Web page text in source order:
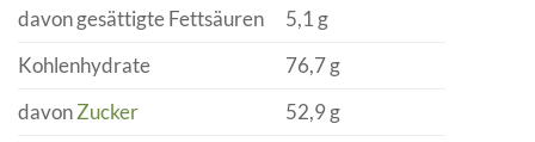
davon gesättigte Fettsäuren
5,1 g
Kohlenhydrate
76,7 g
davonZucker 52,9 g